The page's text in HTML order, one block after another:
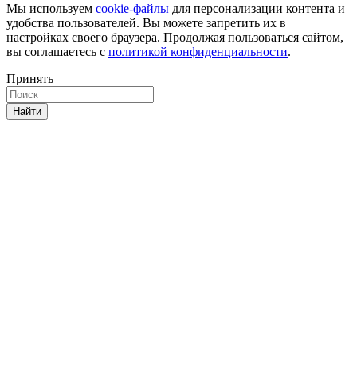
Мы используем cookie-файлы для персонализации контента и
удобства пользователей. Вы можете запретить их в
настройках своего браузера. Продолжая пользоваться сайтом,
вы соглашаетесь с политикой конфиденциальности.
Принять
Найти